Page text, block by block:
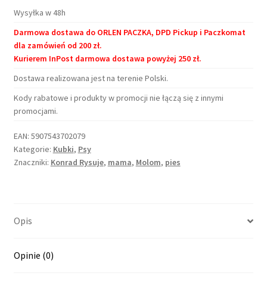
ml)-
Psia
mama
Wysyłka w 48h
Darmowa dostawa do ORLEN PACZKA, DPD Pickup i Paczkomat
dla zamówień od 200 zł.
Kurierem InPost darmowa dostawa powyżej 250 zł.
Dostawa realizowana jest na terenie Polski.
Kody rabatowe i produkty w promocji nie łączą się z innymi
promocjami.
EAN: 5907543702079
Kategorie: Kubki, Psy
Znaczniki: Konrad Rysuje, mama, Molom, pies
Opis
Opinie (0)